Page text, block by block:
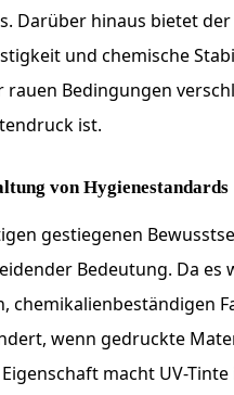
Darüber hinaus bietet
und chemische
Bedingungen
ist.
von Hygienestandards
gestiegenen
Bedeutung. Da
chemikalienbeständigen
wenn gedruckte
macht UV-